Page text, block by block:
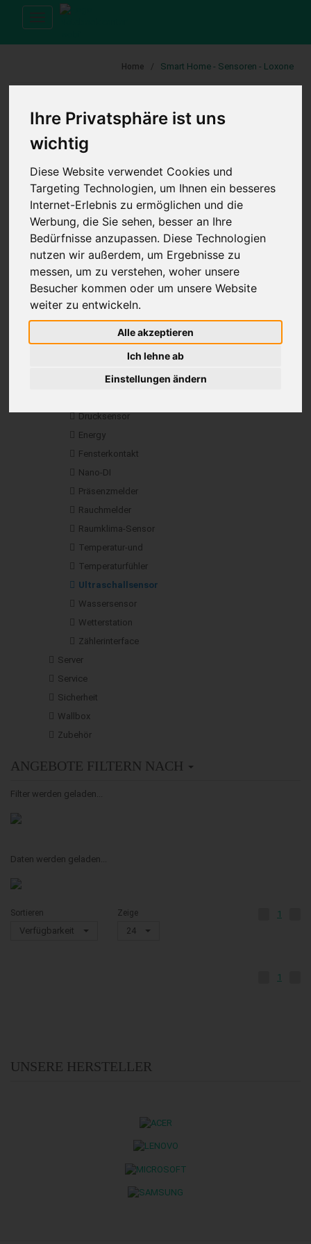
Ihre Privatsphäre ist uns
wichtig
Diese Website verwendet Cookies und
Targeting Technologien, um Ihnen ein besseres
Internet-Erlebnis zu ermöglichen und die
Werbung, die Sie sehen, besser an Ihre
Bedürfnisse anzupassen. Diese Technologien
nutzen wir außerdem, um Ergebnisse zu
messen, um zu verstehen, woher unsere
Besucher kommen oder um unsere Website
weiter zu entwickeln.
Alle akzeptieren
Ich lehne ab
Einstellungen ändern
Toggle
navigation
Home Smart Home - Sensoren - Loxone
KATEGORIE
Aktoren
Bedienung
Beleuchtung
Erweiterungsmodule
Installationszubehör
Lautsprecher
Netzteile
SD Karten, Micro SD
Drucksensor
Energy
Fensterkontakt
Nano-DI
Präsenzmelder
Rauchmelder
Raumklima-Sensor
Temperatur-und
Temperaturfühler
Ultraschallsensor
Wassersensor
Wetterstation
Zählerinterface
Server
Service
Sicherheit
Wallbox
Zubehör
ANGEBOTE FILTERN NACH
Filter werden geladen...
Daten werden geladen...
Sortieren
Verfügbarkeit
Zeige
24
1
1
UNSERE HERSTELLER